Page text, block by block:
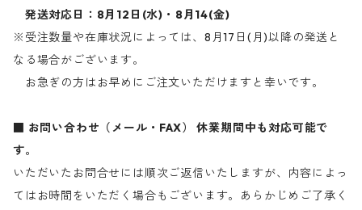
発送対応日：8月12日(水)・8月14(金)
※受注数量や在庫状況によっては、8月17日(月)以降の発送と
なる場合がございます。
お急ぎの方はお早めにご注文いただけますと幸いです。
■ お問い合わせ（メール・FAX）
休業期間中も対応可能で
す。
いただいたお問合せには順次ご返信いたしますが、内容によっ
てはお時間をいただく場合もございます。あらかじめご了承く